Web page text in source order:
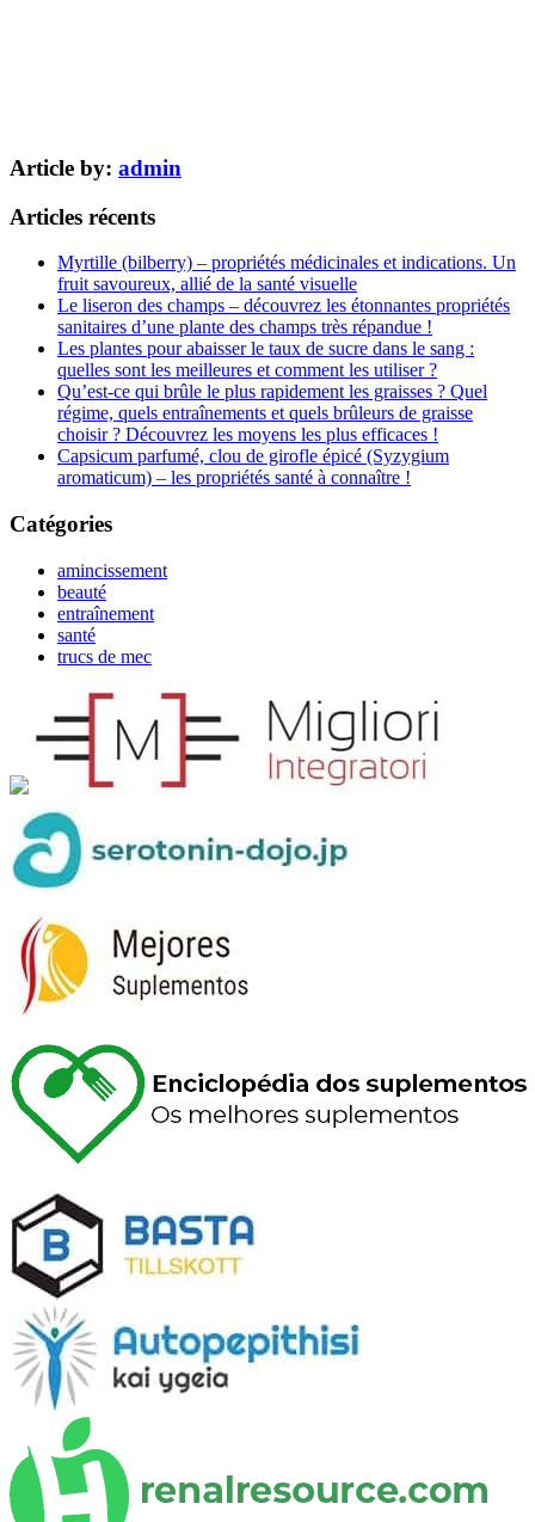
Article by: admin
Articles récents
Myrtille (bilberry) – propriétés médicinales et indications. Un
fruit savoureux, allié de la santé visuelle
Le liseron des champs – découvrez les étonnantes propriétés
sanitaires d’une plante des champs très répandue !
Les plantes pour abaisser le taux de sucre dans le sang :
quelles sont les meilleures et comment les utiliser ?
Qu’est-ce qui brûle le plus rapidement les graisses ? Quel
régime, quels entraînements et quels brûleurs de graisse
choisir ? Découvrez les moyens les plus efficaces !
Capsicum parfumé, clou de girofle épicé (Syzygium
aromaticum) – les propriétés santé à connaître !
Catégories
amincissement
beauté
entraînement
santé
trucs de mec